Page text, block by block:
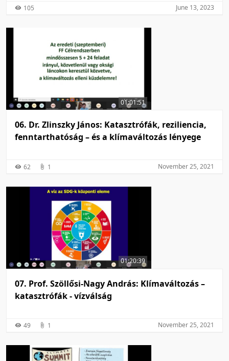
key=cUIARJ0F5kPx
105 June 13, 2023
01:01:51
06. Dr. Zlinszky János: Katasztrófák, reziliencia,
fenntarthatóság – és a klímaváltozás lényege
62 1 November 25, 2021
01:20:39
07. Prof. Szöllősi-Nagy András: Klímaváltozás –
katasztrófák - vízválság
49 1 November 25, 2021